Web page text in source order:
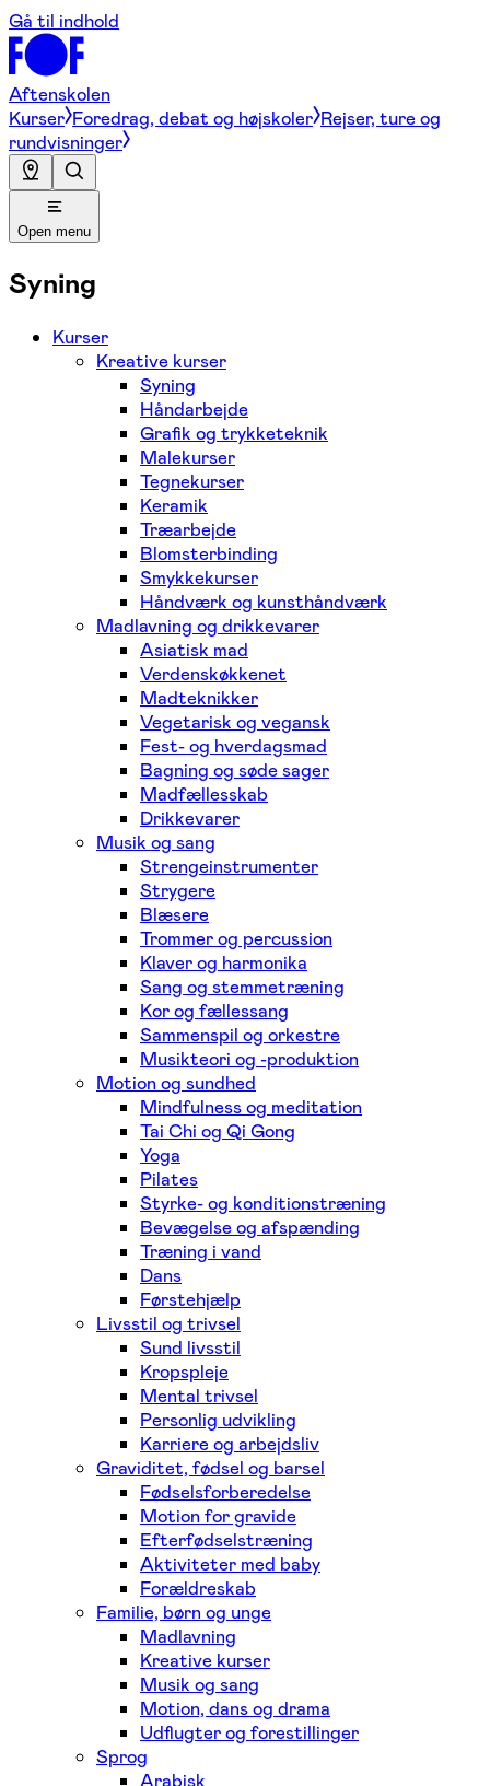
Gå til indhold
Aftenskolen
Kurser Foredrag, debat og højskoler Rejser, ture og
rundvisninger
Open menu
Syning
Kurser
Kreative kurser
Syning
Håndarbejde
Grafik og trykketeknik
Malekurser
Tegnekurser
Keramik
Træarbejde
Blomsterbinding
Smykkekurser
Håndværk og kunsthåndværk
Madlavning og drikkevarer
Asiatisk mad
Verdenskøkkenet
Madteknikker
Vegetarisk og vegansk
Fest- og hverdagsmad
Bagning og søde sager
Madfællesskab
Drikkevarer
Musik og sang
Strengeinstrumenter
Strygere
Blæsere
Trommer og percussion
Klaver og harmonika
Sang og stemmetræning
Kor og fællessang
Sammenspil og orkestre
Musikteori og -produktion
Motion og sundhed
Mindfulness og meditation
Tai Chi og Qi Gong
Yoga
Pilates
Styrke- og konditionstræning
Bevægelse og afspænding
Træning i vand
Dans
Førstehjælp
Livsstil og trivsel
Sund livsstil
Kropspleje
Mental trivsel
Personlig udvikling
Karriere og arbejdsliv
Graviditet, fødsel og barsel
Fødselsforberedelse
Motion for gravide
Efterfødselstræning
Aktiviteter med baby
Forældreskab
Familie, børn og unge
Madlavning
Kreative kurser
Musik og sang
Motion, dans og drama
Udflugter og forestillinger
Sprog
Arabisk